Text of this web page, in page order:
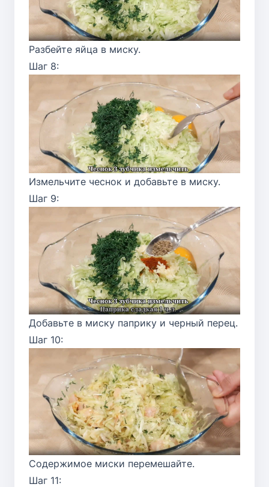
Разбейте яйца в миску.
Шаг 8:
Измельчите чеснок и добавьте в миску.
Шаг 9:
Добавьте в миску паприку и черный перец.
Шаг 10:
Содержимое миски перемешайте.
Шаг 11: